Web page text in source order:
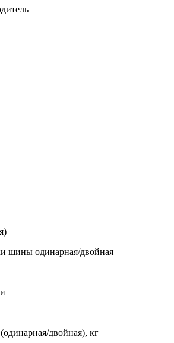
шины одинарная/двойная
двойная), кг